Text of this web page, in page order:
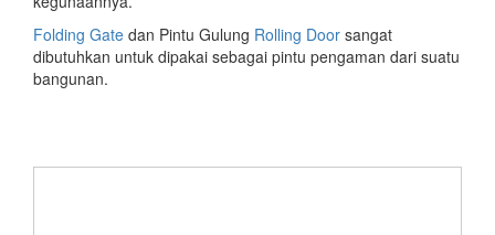
Folding Gate dan Pintu Gulung Rolling Door sangat
dibutuhkan untuk dipakai sebagai pintu pengaman dari suatu
bangunan.